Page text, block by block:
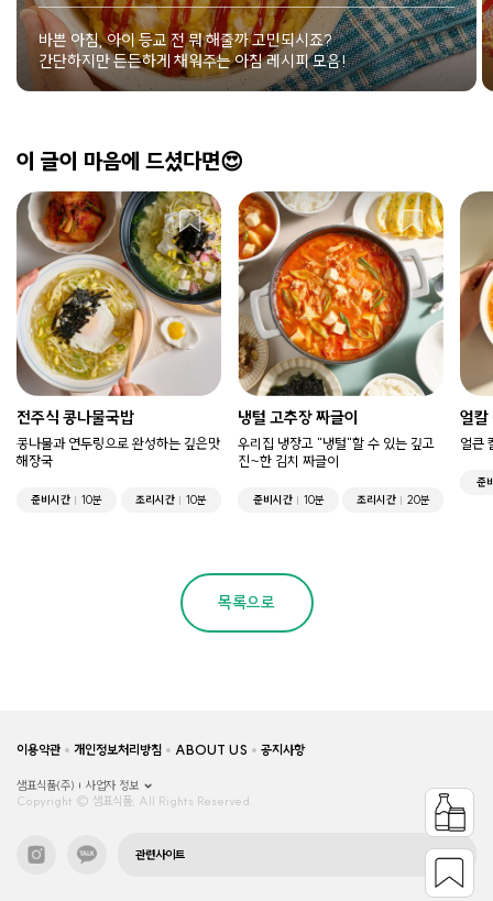
바쁜 아침, 아이 등교 전 뭐 해줄까 고민되시죠?
간단하지만 든든하게 채워주는 아침 레시피 모음!
이 글이 마음에 드셨다면😍
전주식 콩나물국밥
콩나물과 연두링으로 완성하는 깊은맛
해장국
준비시간 10분 조리시간 10분
냉털 고추장 짜글이
우리집 냉장고 "냉털"할 수 있는 깊고
진~한 김치 짜글이
준비시간 10분 조리시간 20분
얼칼
얼큰
준
목록으로
이용약관 개인정보처리방침 ABOUT US 공지사항
샘표식품(주)
사업자 정보
Copyright © 샘표식품, All Rights Reserved.
관련사이트